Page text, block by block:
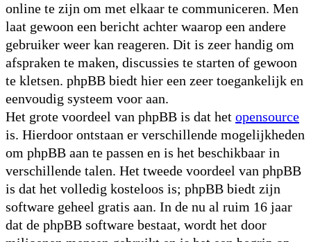
online te zijn om met elkaar te communiceren. Men
laat gewoon een bericht achter waarop een andere
gebruiker weer kan reageren. Dit is zeer handig om
afspraken te maken, discussies te starten of gewoon
te kletsen. phpBB biedt hier een zeer toegankelijk en
eenvoudig systeem voor aan.
Het grote voordeel van phpBB is dat het opensource
is. Hierdoor ontstaan er verschillende mogelijkheden
om phpBB aan te passen en is het beschikbaar in
verschillende talen. Het tweede voordeel van phpBB
is dat het volledig kosteloos is; phpBB biedt zijn
software geheel gratis aan. In de nu al ruim 16 jaar
dat de phpBB software bestaat, wordt het door